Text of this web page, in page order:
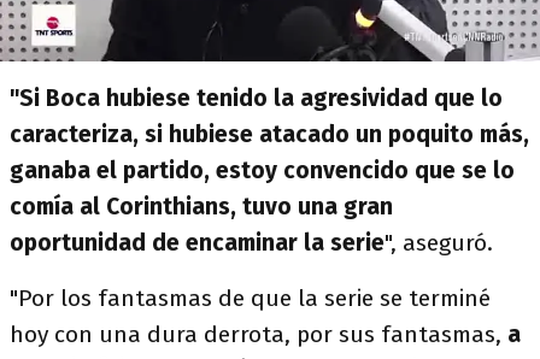
"Si Boca hubiese tenido la agresividad que lo
caracteriza, si hubiese atacado un poquito más,
ganaba el partido, estoy convencido que se lo
comía al Corinthians, tuvo una gran
oportunidad de encaminar la serie", aseguró.
"Por los fantasmas de que la serie se terminé
hoy con una dura derrota, por sus fantasmas, a